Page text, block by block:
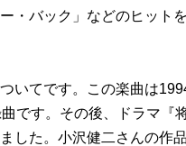
・バック」などのヒット
いてです。この楽曲は
です。その後、ドラマ『
した。小沢健二さんの作